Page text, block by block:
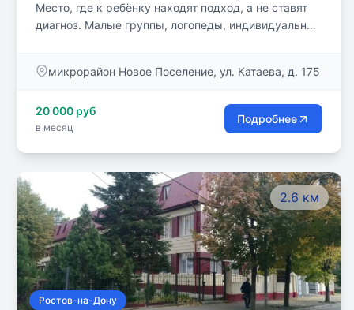
Место, где к ребёнку находят подход, а не ставят
диагноз. Малые группы, логопеды, индивидуальный
микрорайон Новое Поселение, ул. Катаева, д. 175
20 000 руб
в месяц
Подробнее
2.6 км
Ростов-на-Дону